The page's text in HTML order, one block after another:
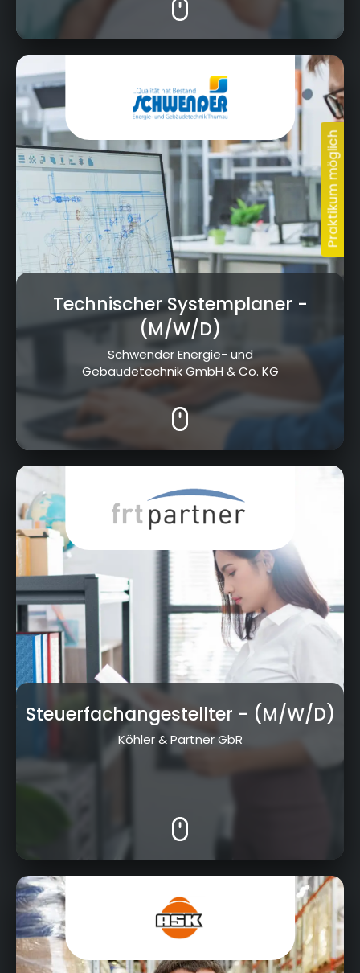
Limmersdorfer Str. 3, 95349 Thurnau
Technischer Systemplaner -
(M/W/D)
Schwender Energie- und
Gebäudetechnik GmbH & Co. KG
Kurt-Schumacher-Str. 23, 95326 Kulmbach
Steuerfachangestellter - (M/W/D)
Köhler & Partner GbR
Am Goldenen Feld 27, 95326 Kulmbach